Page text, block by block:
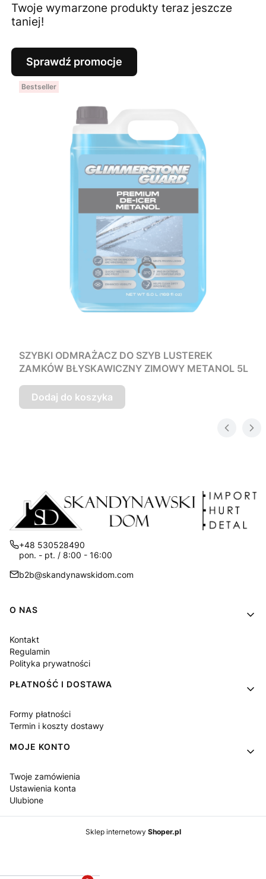
Twoje wymarzone produkty teraz jeszcze
taniej!
Sprawdź promocje
Bestseller
SZYBKI ODMRAŻACZ DO SZYB LUSTEREK
ZAMKÓW BŁYSKAWICZNY ZIMOWY METANOL 5L
Dodaj do koszyka
+48 530528490
pon. - pt. / 8:00 - 16:00
b2b@skandynawskidom.com
Linki w stopce
O NAS
Kontakt
Regulamin
Polityka prywatności
PŁATNOŚĆ I DOSTAWA
Formy płatności
Termin i koszty dostawy
MOJE KONTO
Twoje zamówienia
Ustawienia konta
Ulubione
Sklep internetowy Shoper.pl